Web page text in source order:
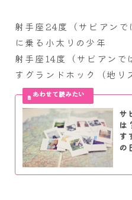
射手座24度（サビアン
に乗る小太りの少年
射手座14度（サビアン
すグランドホック（地リ
サ
は
す
の